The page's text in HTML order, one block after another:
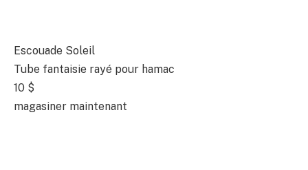
Escouade Soleil
Tube fantaisie rayé pour hamac
10 $
magasiner maintenant